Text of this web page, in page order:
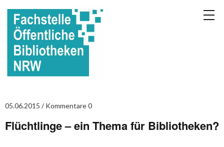
05.06.2015 Kommentare 0
Flüchtlinge – ein Thema für Bibliotheken?